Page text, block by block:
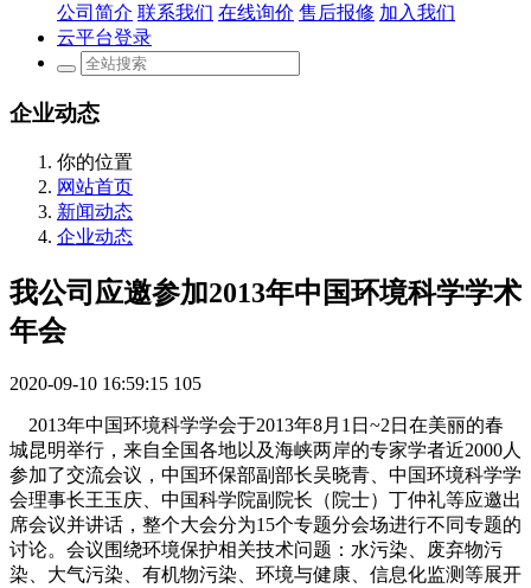
公司简介 联系我们 在线询价 售后报修 加入我们
云平台登录
企业动态
你的位置
网站首页
新闻动态
企业动态
我公司应邀参加2013年中国环境科学学术
年会
2020-09-10 16:59:15 105
2013年中国环境科学学会于2013年8月1日~2日在美丽的春
城昆明举行，来自全国各地以及海峡两岸的专家学者近2000人
参加了交流会议，中国环保部副部长吴晓青、中国环境科学学
会理事长王玉庆、中国科学院副院长（院士）丁仲礼等应邀出
席会议并讲话，整个大会分为15个专题分会场进行不同专题的
讨论。会议围绕环境保护相关技术问题：水污染、废弃物污
染、大气污染、有机物污染、环境与健康、信息化监测等展开